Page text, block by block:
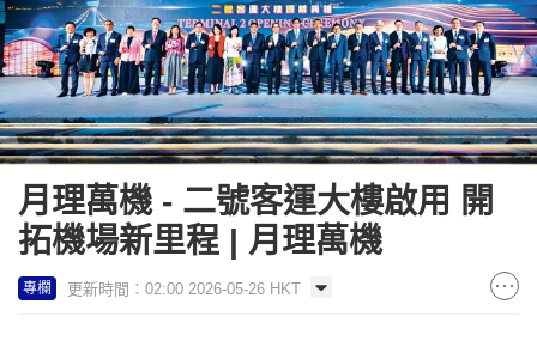
月理萬機 - 二號客運大樓啟用 開
拓機場新里程 | 月理萬機
專欄 更新時間：02:00 2026-05-26 HKT